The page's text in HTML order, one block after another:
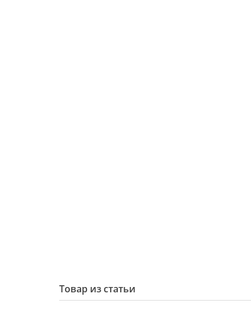
Товар из статьи